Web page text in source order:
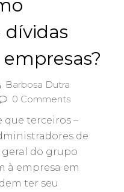
Barbosa Dutra
0 Comments
terceiros –
de
do grupo
à empresa em
ter seu